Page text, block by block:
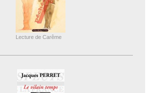
Lecture de Carême